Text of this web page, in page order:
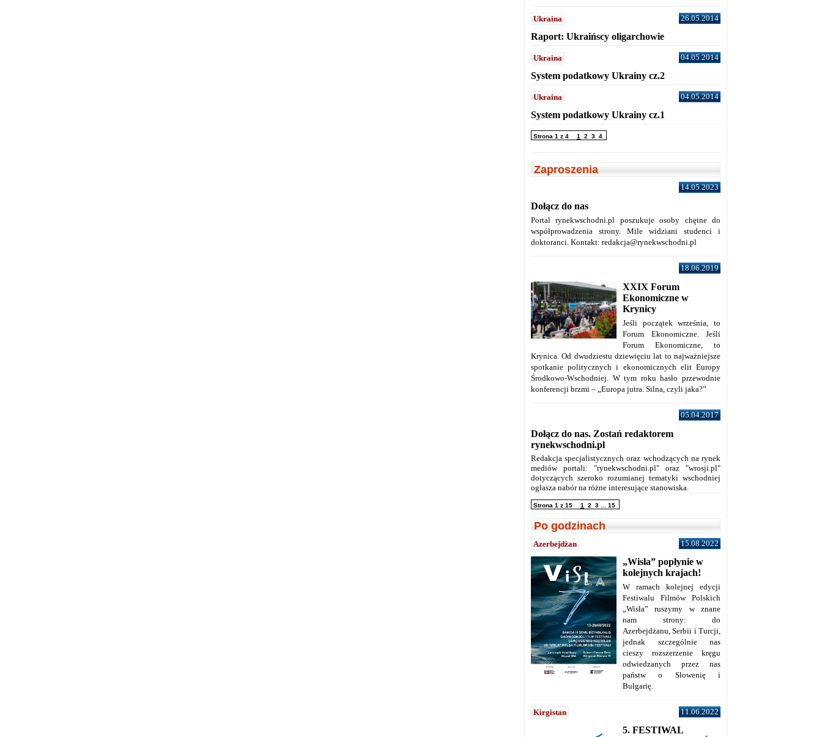
Ukraina 26.05.2014
Raport: Ukraińscy oligarchowie
Ukraina 04.05.2014
System podatkowy Ukrainy cz.2
Ukraina 04.05.2014
System podatkowy Ukrainy cz.1
Strona 1 z 4 1 2 3 4
Zaproszenia
14.05.2023
Dołącz do nas
Portal rynekwschodni.pl poszukuje osoby chętne do
współprowadzenia strony. Mile widziani studenci i
doktoranci. Kontakt: redakcja@rynekwschodni.pl
18.06.2019
XXIX Forum
Ekonomiczne w
Krynicy
Jeśli początek września, to
Forum Ekonomiczne. Jeśli
Forum Ekonomiczne, to
Krynica. Od dwudziestu dziewięciu lat to najważniejsze
spotkanie politycznych i ekonomicznych elit Europy
Środkowo-Wschodniej. W tym roku hasło przewodnie
konferencji brzmi – „Europa jutra. Silna, czyli jaka?”
05.04.2017
Dołącz do nas. Zostań redaktorem
rynekwschodni.pl
Redakcja specjalistycznych oraz wchodzących na rynek
mediów portali: "rynekwschodni.pl" oraz "wrosji.pl"
dotyczących szeroko rozumianej tematyki wschodniej
ogłasza nabór na różne interesujące stanowiska.
Strona 1 z 15 1 2 3 15
Po godzinach
Azerbejdżan 15.08.2022
„Wisła” popłynie w
kolejnych krajach!
W ramach kolejnej edycji
Festiwalu Filmów Polskich
„Wisła” ruszymy w znane
nam strony: do
Azerbejdżanu, Serbii i Turcji,
jednak szczególnie nas
cieszy rozszerzenie kręgu
odwiedzanych przez nas
państw o Słowenię i
Bułgarię.
Kirgistan 11.06.2022
5. FESTIWAL